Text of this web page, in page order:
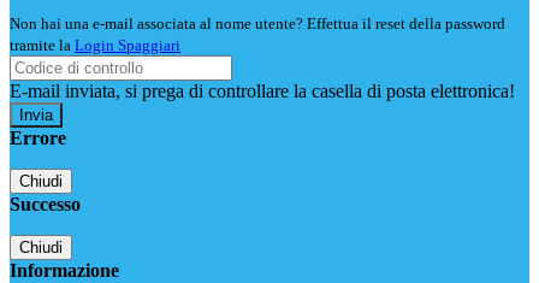
Non hai una e-mail associata al nome utente? Effettua il reset della password
tramite la Login Spaggiari
E-mail inviata, si prega di controllare la casella di posta elettronica!
Errore
Chiudi
Successo
Chiudi
Informazione